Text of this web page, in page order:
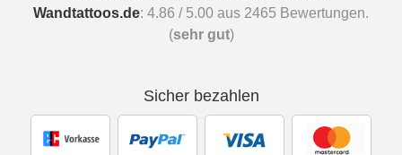
Wandtattoos.de: 4.86 / 5.00 aus 2465 Bewertungen.
(sehr gut)
Sicher bezahlen